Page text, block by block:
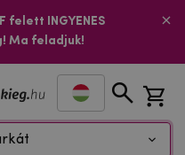
felett INGYENES
Ma feladjuk!